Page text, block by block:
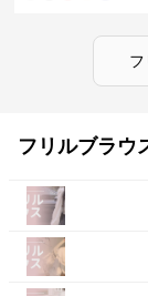
フリルブラウ